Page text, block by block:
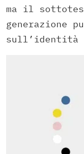
ma il
generazione
sull’identità